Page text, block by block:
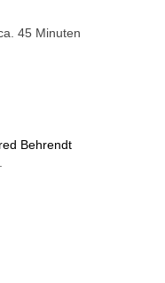
45 Minuten